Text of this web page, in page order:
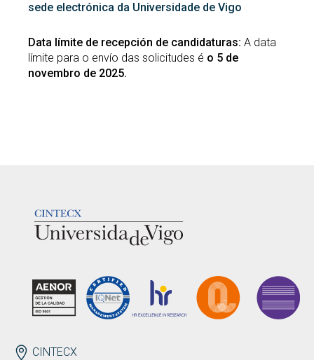
sede electrónica da Universidade de Vigo
Data límite de recepción de candidaturas: A data
límite para o envío das solicitudes é o 5 de
novembro de 2025.
ENDEREZO
CINTECX